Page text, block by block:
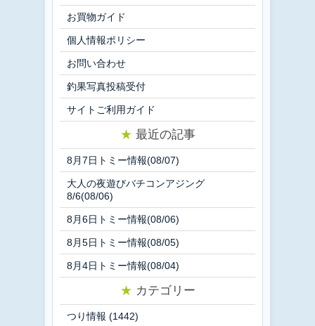
お買物ガイド
個人情報ポリシー
お問い合わせ
釣果写真投稿受付
サイトご利用ガイド
★ 最近の記事
8月7日トミー情報(08/07)
大人の夜遊びバチコンアジング
8/6(08/06)
8月6日トミー情報(08/06)
8月5日トミー情報(08/05)
8月4日トミー情報(08/04)
★ カテゴリー
つり情報 (1442)